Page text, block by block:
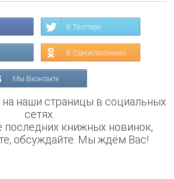
В Твиттере
В Одноклассниках
Мы Вконтакте
наши страницы в социальных
сетях.
последних книжных новинок,
обсуждайте. Мы ждём Вас!